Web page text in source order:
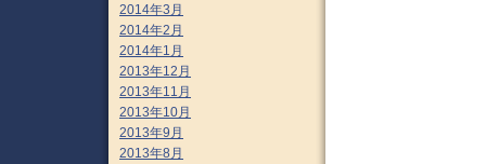
2014年3月
2014年2月
2014年1月
2013年12月
2013年11月
2013年10月
2013年9月
2013年8月